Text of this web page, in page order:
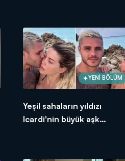
YENİ BÖLÜM
Yeşil sahaların yıldızı
Icardi'nin büyük aşk